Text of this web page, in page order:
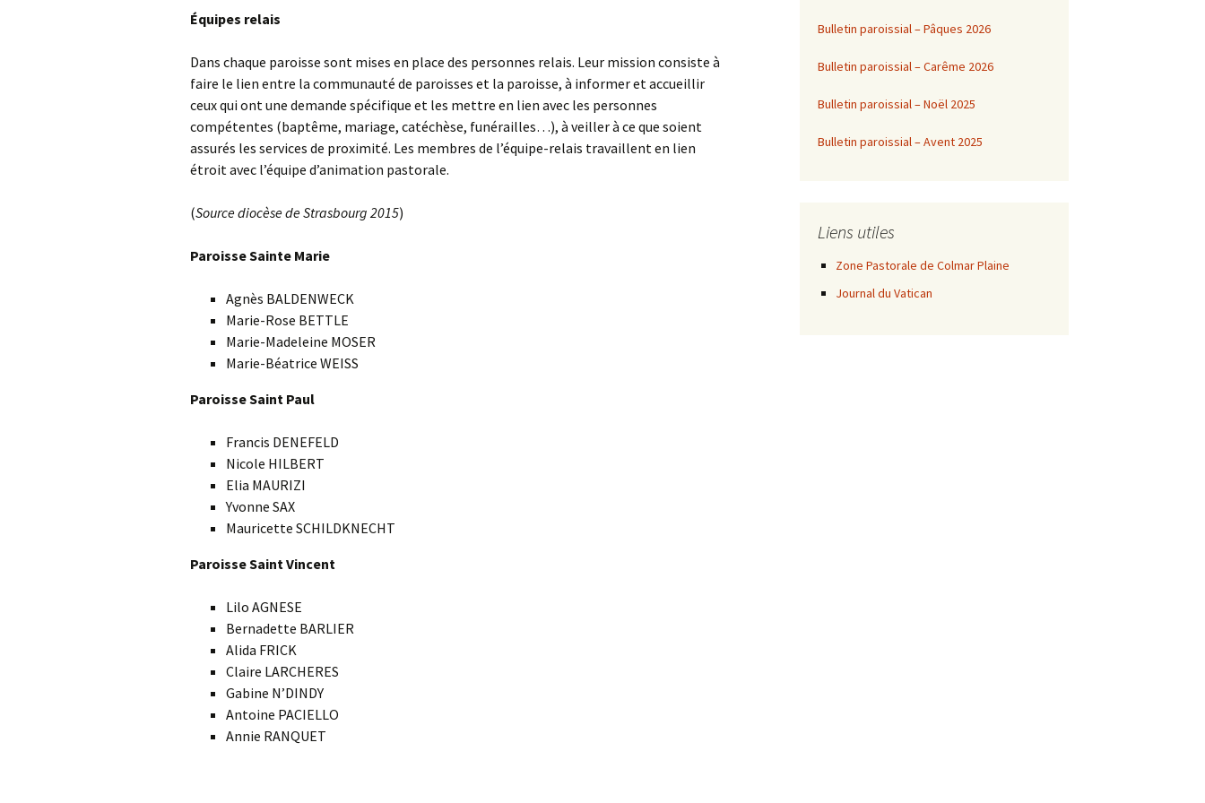
Partager un texte, une
expérience
Projet Pastoral
Équipes relais
Dans chaque paroisse sont mises en place des personnes relais. Leur mission consiste à
faire le lien entre la communauté de paroisses et la paroisse, à informer et accueillir
ceux qui ont une demande spécifique et les mettre en lien avec les personnes
compétentes (baptême, mariage, catéchèse, funérailles…), à veiller à ce que soient
assurés les services de proximité. Les membres de l’équipe-relais travaillent en lien
étroit avec l’équipe d’animation pastorale.
(Source diocèse de Strasbourg 2015)
Paroisse Sainte Marie
Agnès BALDENWECK
Marie-Rose BETTLE
Marie-Madeleine MOSER
Marie-Béatrice WEISS
Paroisse Saint Paul
Francis DENEFELD
Nicole HILBERT
Elia MAURIZI
Yvonne SAX
Mauricette SCHILDKNECHT
Paroisse Saint Vincent
Lilo AGNESE
Bernadette BARLIER
Alida FRICK
Claire LARCHERES
Gabine N’DINDY
Antoine PACIELLO
Annie RANQUET
Bulletin paroissial – Pâques 2026
Bulletin paroissial – Carême 2026
Bulletin paroissial – Noël 2025
Bulletin paroissial – Avent 2025
Liens utiles
Zone Pastorale de Colmar Plaine
Journal du Vatican